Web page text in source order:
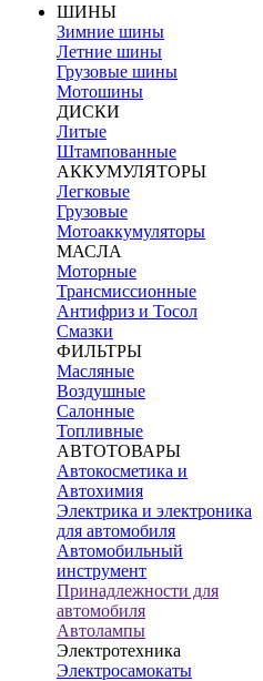
ШИНЫ
Зимние шины
Летние шины
Грузовые шины
Мотошины
ДИСКИ
Литые
Штампованные
АККУМУЛЯТОРЫ
Легковые
Грузовые
Мотоаккумуляторы
МАСЛА
Моторные
Трансмиссионные
Антифриз и Тосол
Смазки
ФИЛЬТРЫ
Масляные
Воздушные
Салонные
Топливные
АВТОТОВАРЫ
Автокосметика и
Автохимия
Электрика и электроника
для автомобиля
Автомобильный
инструмент
Принадлежности для
автомобиля
Автолампы
Электротехника
Электросамокаты